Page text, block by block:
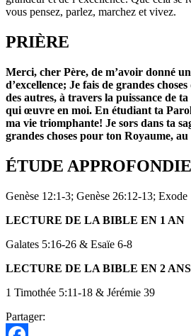
vous pensez, parlez, marchez et vivez.
PRIÈRE
Merci, cher Père, de m’avoir donné
d’excellence; Je fais de grandes
des autres, à travers la puissance de
qui œuvre en moi. En étudiant ta
ma vie triomphante! Je sors dans ta
grandes choses pour ton Royaume,
ÉTUDE
Genèse 12:1-3; Genèse 26:12-13; Exode
LECTURE DE LA BIBLE EN 1 AN
Galates 5:16-26 & Esaïe 6-8
LECTURE DE LA BIBLE EN 2 ANS
1 Timothée 5:11-18 & Jérémie 39
Partager: